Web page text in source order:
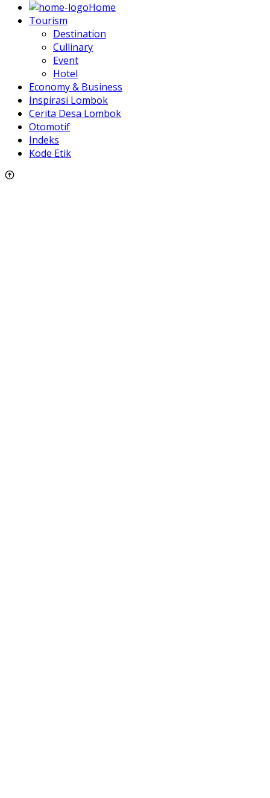
Home
Tourism
Destination
Cullinary
Event
Hotel
Economy & Business
Inspirasi Lombok
Cerita Desa Lombok
Otomotif
Indeks
Kode Etik